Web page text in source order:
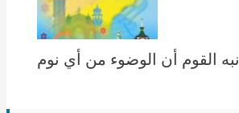
نبه القوم أن الوضوء من أي نوم